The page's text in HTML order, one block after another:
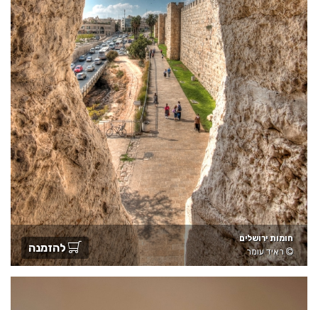
חומות ירושלים
ראיד עומר
להזמנה